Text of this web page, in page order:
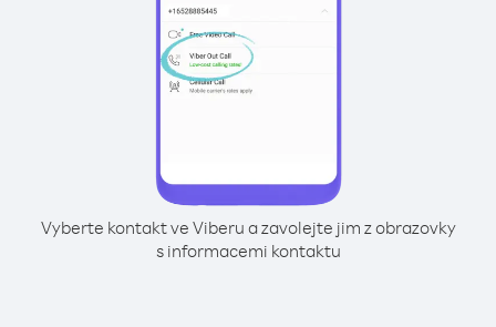
Vyberte kontakt ve Viberu a zavolejte jim z obrazovky
s informacemi kontaktu